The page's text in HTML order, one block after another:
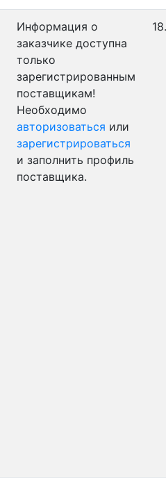
Информация о
заказчике доступна
только
зарегистрированным
поставщикам!
Необходимо
авторизоваться или
зарегистрироваться
и заполнить профиль
поставщика.